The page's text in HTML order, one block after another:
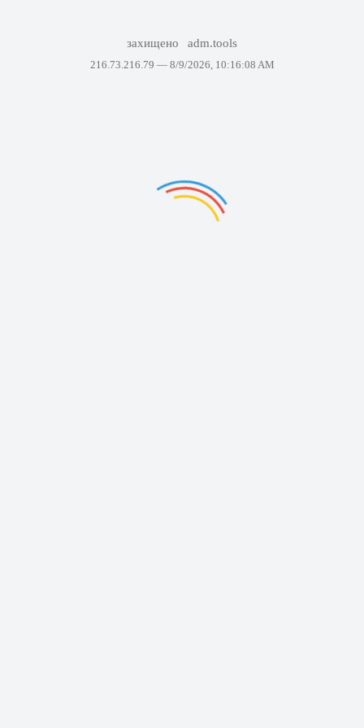
захищено adm.tools
216.73.216.79 — 8/9/2026, 10:16:08 AM